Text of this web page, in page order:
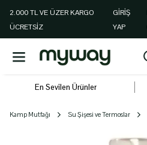
2.000 TL VE ÜZER KARGO
ÜCRETSİZ
GIRIŞ
YAP
En Sevilen Ürünler
Kamp Mutfağı Su Şişesi ve Termoslar